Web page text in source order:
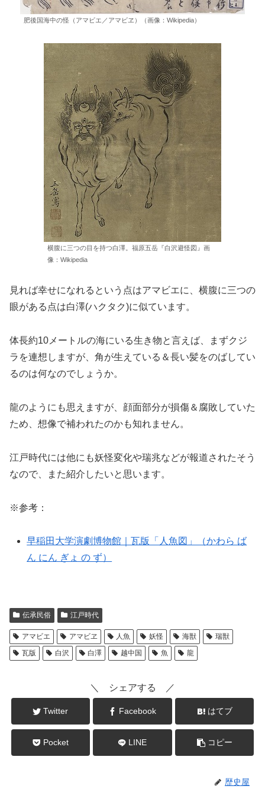
肥後国海中の怪（アマビエ／アマビヱ）（画像：Wikipedia）
横腹に三つの目を持つ白澤。福原五岳『白沢避怪図』画
像：Wikipedia
見れば幸せになれるという点はアマビエに、横腹に三つの
眼がある点は白澤(ハクタク)に似ています。
体長約10メートルの海にいる生き物と言えば、まずクジ
ラを連想しますが、角が生えている＆長い髪をのばしてい
るのは何なのでしょうか。
龍のようにも思えますが、顔面部分が損傷＆腐敗していた
ため、想像で補われたのかも知れません。
江戸時代には他にも妖怪変化や瑞兆などが報道されたそう
なので、また紹介したいと思います。
※参考：
早稲田大学演劇博物館｜瓦版「人魚図」（かわら ば
ん にん ぎょ の ず）
伝承民俗 江戸時代
アマビエ アマビヱ 人魚 妖怪 海獣
瑞獣
瓦版
白沢 白澤 越中国 魚 龍
＼ シェアする ／
Twitter Facebook はてブ
Pocket LINE コピー
歴史屋